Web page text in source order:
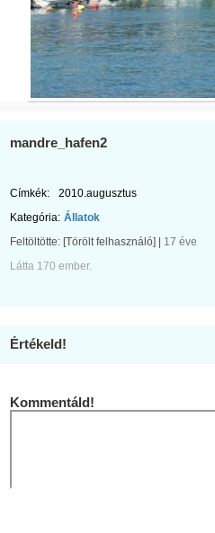
mandre_hafen2
Címkék:
2010.augusztus
Kategória: Állatok
Feltöltötte: [Törölt felhasználó]
17 éve
Látta 170 ember.
Értékeld!
Kommentáld!